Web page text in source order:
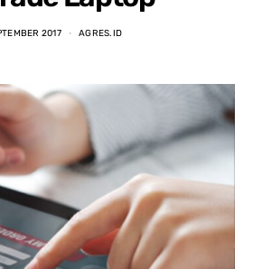
dipastikan terbaik
memuaskan sekali
DAN
2017 AGRES.ID